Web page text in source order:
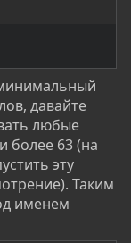
давайте
любые
более 63 (на
эту
Таким
именем